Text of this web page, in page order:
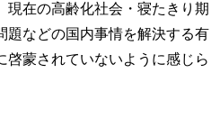
現在の高齢化社会・寝たきり期
題などの国内事情を解決する有
蒙されていないように感じら